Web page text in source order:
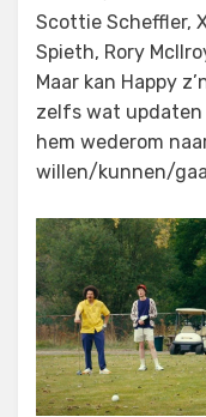
Scottie Scheffler,
Spieth, Rory
Maar kan Happy
zelfs wat
hem wederom
willen/kunnen/